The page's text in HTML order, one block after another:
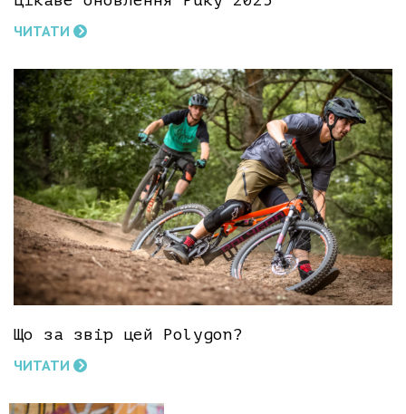
ЧИТАТИ
Що за звір цей Polygon?
ЧИТАТИ